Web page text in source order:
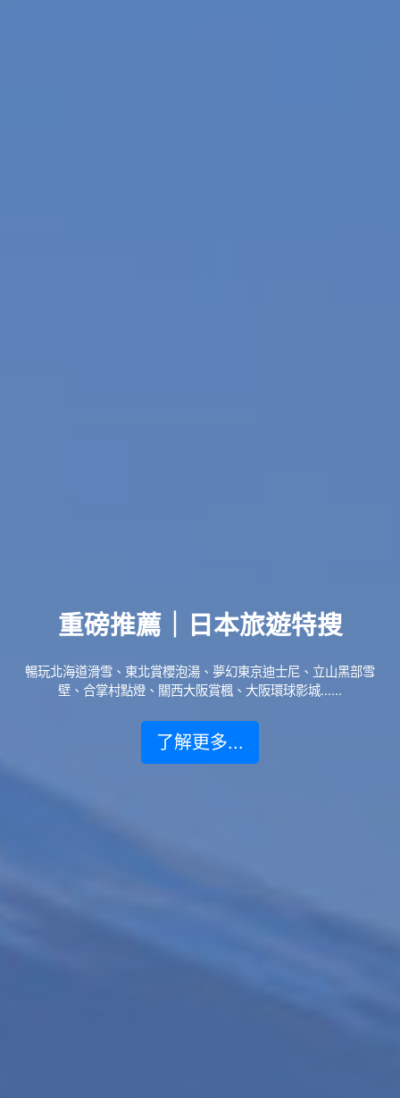
重磅推薦｜日本旅遊特搜
暢玩北海道滑雪、東北賞櫻泡湯、夢幻東京迪士尼、立山黑部雪
壁、合掌村點燈、關西大阪賞楓、大阪環球影城......
了解更多...